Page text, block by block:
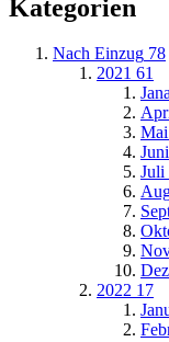
Kategorien
Nach Einzug 78
2021 61
Juli
2022 17